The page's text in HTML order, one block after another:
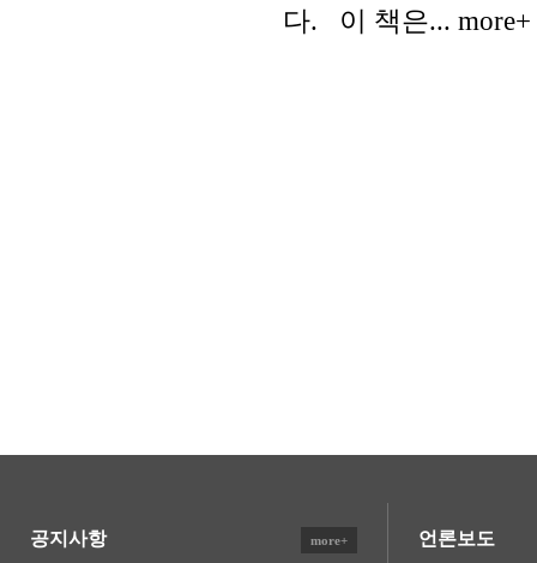
다. 이 책은... more+
공지사항 more+ 언론보도